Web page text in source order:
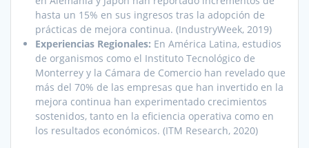
hasta un 15% en sus ingresos tras la adopción de
prácticas de mejora continua. (IndustryWeek, 2019)
Experiencias Regionales: En América Latina, estudios
de organismos como el Instituto Tecnológico de
Monterrey y la Cámara de Comercio han revelado que
más del 70% de las empresas que han invertido en la
mejora continua han experimentado crecimientos
sostenidos, tanto en la eficiencia operativa como en
los resultados económicos. (ITM Research, 2020)